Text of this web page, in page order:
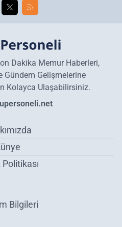
Dakika Memur Haberleri,
Gündem Gelişmelerine
Kolayca Ulaşabilirsiniz.
Bilgileri